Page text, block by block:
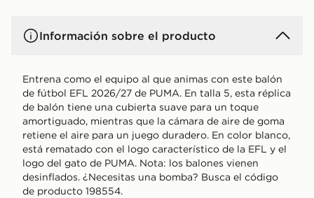
Información sobre el producto
Entrena como el equipo al que animas con este balón
de fútbol EFL 2026/27 de PUMA. En talla 5, esta réplica
de balón tiene una cubierta suave para un toque
amortiguado, mientras que la cámara de aire de goma
retiene el aire para un juego duradero. En color blanco,
está rematado con el logo característico de la EFL y el
logo del gato de PUMA. Nota: los balones vienen
desinflados. ¿Necesitas una bomba? Busca el código
de producto 198554.